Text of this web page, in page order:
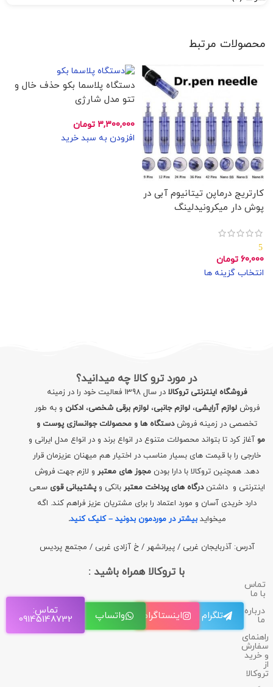
محصولات مرتبط
کارتریج درماپن تیتانیوم آبی در
پوش دار میکرونیدلینگ
5
60,000 تومان
انتخاب گزینه ها
دستگاه پلاسما بکو حذف خال و
تتو مدل شارژی
3,300,000 تومان
افزودن به سبد خرید
در مورد ترو کالا چه میدانید؟
فروشگاه اینترنتی تروکالا
در سال 1398 فعالیت خود را در زمینه
فروشلوازم آرایشی،لوازم جانبی،لوازم برقی شخصی،ادکلن و به طور
تخصصی در زمینه فروشدستگاه ها و محصولات جوانسازی پوست و
مو آغاز کرد تا بتواند محصولات متنوع در انواع برند و در انواع مدل ایرانی و
خارجی را با قیمت های بسیار مناسب در اختیار هم میهنان عزیزمان قرار
دهد. همچنین تروکالا با دارا بودن مجوز های معتبرو لازم جهت فروش
اینترنتی و داشتندرگاه های پرداخت معتبر بانکی وپشتیبانی قوی سعی
دارد خریدی آسان و مورد اعتماد را برای مشتریان عزیز فراهم کند. اگه
میخوایدبیشتر در موردمون بدونید – کلیک کنید.
آدرس: آذربایجان غربی / پیرانشهر / خ آزادی غربی / مجتمع پردیس
با تروکالا همراه باشید :
تماس
با ما
درباره
ما
راهنمای
سفارش
و خرید
از
تروکالا
تلگرام اینستاگرام واتساپ تماس:
09145148732